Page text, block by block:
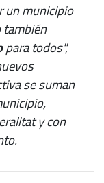
un municipio
también
para todos",
se suman
y con